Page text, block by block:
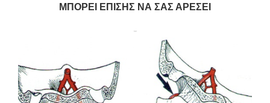
ΜΠΟΡΕΊ ΕΠΊΣΗΣ ΝΑ ΣΑΣ ΑΡΈΣΕΙ